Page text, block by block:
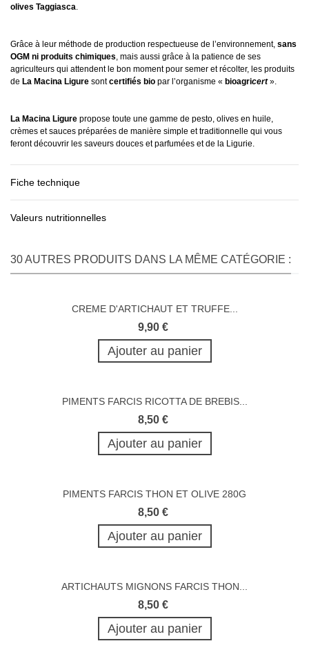
olives Taggiasca
Grâce à leur méthode de production respectueuse de l’environnement, sans
OGM ni produits chimiques , mais aussi grâce à la patience de ses
agriculteurs qui attendent le bon moment pour semer et récolter, les produits
de La Macina Ligure sontcertifiés bio par l’organisme « bioagricert».
La Macina Ligure propose toute une gamme de pesto, olives en huile,
crèmes et sauces préparées de manière simple et traditionnelle qui vous
feront découvrir les saveurs douces et parfumées et de la Ligurie.
Fiche technique
Valeurs nutritionnelles
30 AUTRES PRODUITS DANS LA MÊME CATÉGORIE :
CREME D'ARTICHAUT ET TRUFFE...
9,90 €
Ajouter au panier
PIMENTS FARCIS RICOTTA DE BREBIS...
8,50 €
Ajouter au panier
PIMENTS FARCIS THON ET OLIVE 280G
8,50 €
Ajouter au panier
ARTICHAUTS MIGNONS FARCIS THON...
8,50 €
Ajouter au panier